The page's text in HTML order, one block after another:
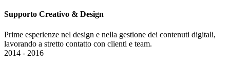
Supporto Creativo & Design
Prime esperienze nel design e nella gestione dei contenuti digitali,
lavorando a stretto contatto con clienti e team.
2014 - 2016